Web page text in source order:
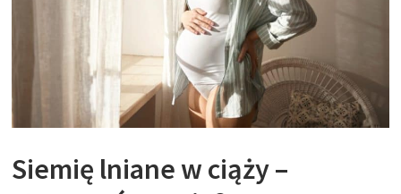
Siemię lniane w ciąży –